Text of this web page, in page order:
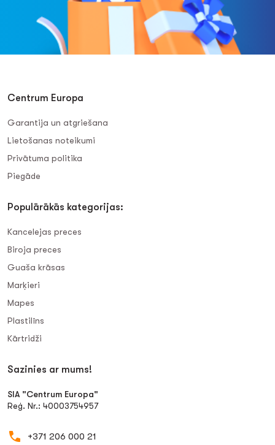
Centrum Europa
Garantija un atgriešana
Lietošanas noteikumi
Privātuma politika
Piegāde
Populārākās kategorijas:
Kancelejas preces
Biroja preces
Guaša krāsas
Marķieri
Mapes
Plastilīns
Kārtridži
Sazinies ar mums!
SIA "Centrum Europa"
Reģ. Nr.: 40003754957
+371 206 000 21